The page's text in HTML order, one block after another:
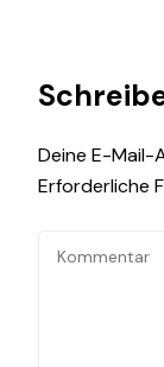
Deine E-
Erforderliche